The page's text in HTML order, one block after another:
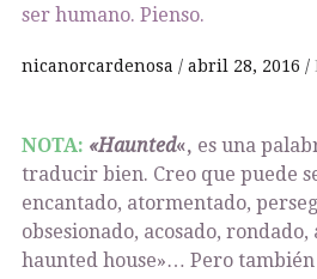
ser humano. Pienso.
nicanorcardenosa abril 28, 2016
NOTA: «Haunted«, es una
traducir bien. Creo que puede
encantado, atormentado,
obsesionado, acosado, rondado,
haunted house»… Pero